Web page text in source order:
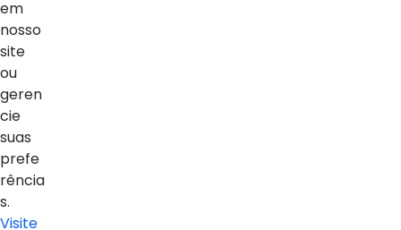
em
nosso
site
ou
geren
cie
suas
prefe
rência
s.
Visite